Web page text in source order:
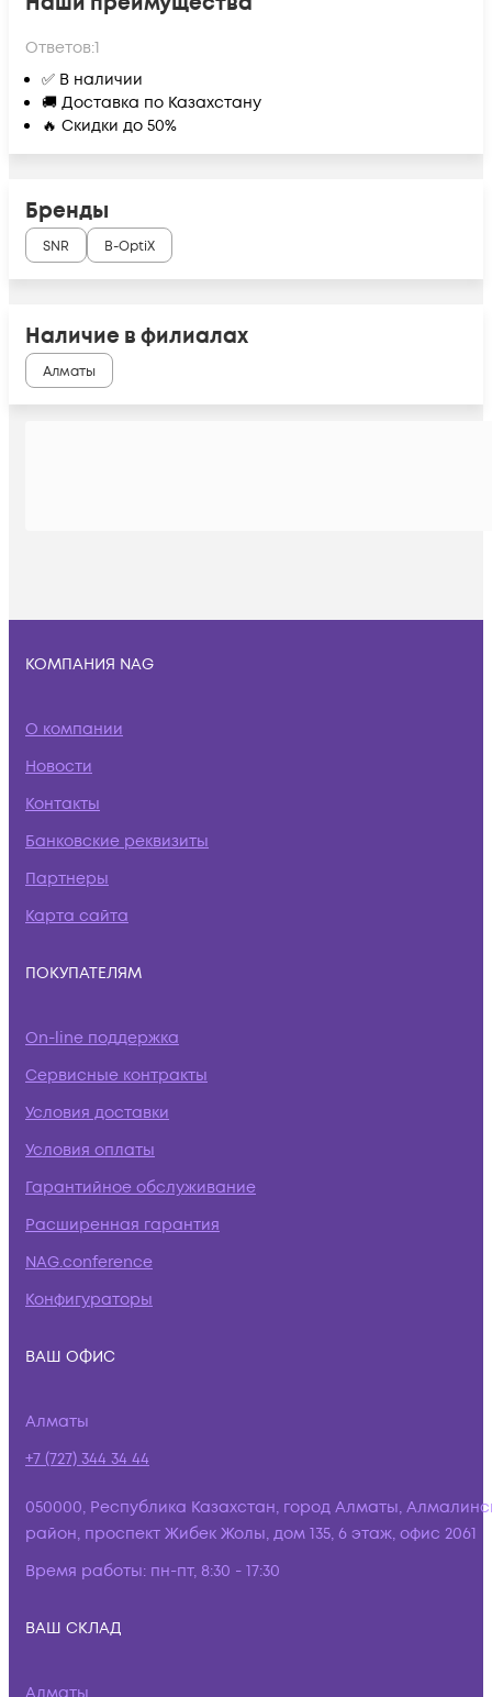
Ответов:1
✅ В наличии
🚚 Доставка по Казахстану
🔥 Скидки до 50%
Бренды
SNR B-OptiX
Наличие в филиалах
Алматы
КОМПАНИЯ NAG
О компании
Новости
Контакты
Банковские реквизиты
Партнеры
Карта сайта
ПОКУПАТЕЛЯМ
On-line поддержка
Сервисные контракты
Условия доставки
Условия оплаты
Гарантийное обслуживание
Расширенная гарантия
NAG.conference
Конфигураторы
ВАШ ОФИС
Алматы
+7 (727) 344 34 44
050000, Республика Казахстан, город Алматы,
район, проспект Жибек Жолы, дом 135, 6 этаж, офис 2061
Время работы: пн-пт, 8:30 - 17:30
ВАШ СКЛАД